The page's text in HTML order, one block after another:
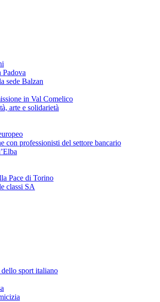
Padova
sede Balzan
in Val Comelico
arte e solidarietà
con professionisti del settore bancario
Pace di Torino
classi SA
sport italiano